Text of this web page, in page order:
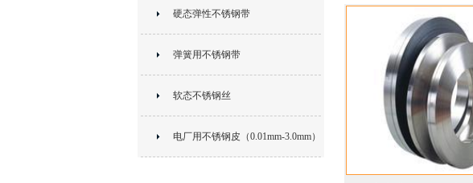
硬态弹性不锈钢带
弹簧用不锈钢带
软态不锈钢丝
电厂用不锈钢皮（0.01mm-3.0mm）